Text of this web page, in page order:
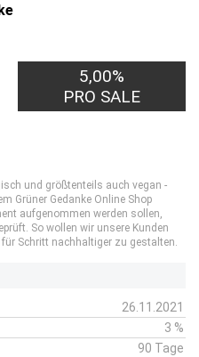
5,00%
PRO SALE
und größtenteils auch vegan -
Grüner Gedanke Online Shop
aufgenommen werden sollen,
So wollen wir unsere Kunden
Schritt nachhaltiger zu gestalten.
26.11.2021
3 %
90 Tage